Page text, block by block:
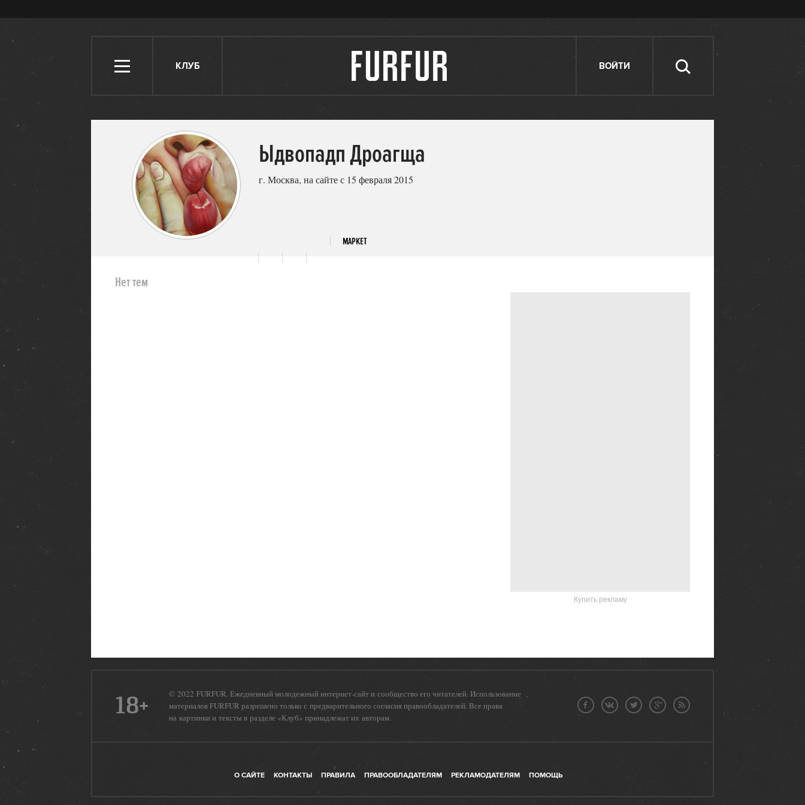
КЛУБ ВОЙТИ
Ыдвопадп Дроагща
г. Москва, на сайте с 15 февраля 2015
МАРКЕТ
Нет тем
Купить рекламу
18+
© 2022 FURFUR. Ежедневный молодежный интернет-сайт и сообщество его читателей. Использование
материалов FURFUR разрешено только с предварительного согласия правообладателей. Все права
на картинки и тексты в разделе «Клуб» принадлежат их авторам.
О САЙТЕ КОНТАКТЫ ПРАВИЛА ПРАВООБЛАДАТЕЛЯМ РЕКЛАМОДАТЕЛЯМ ПОМОЩЬ